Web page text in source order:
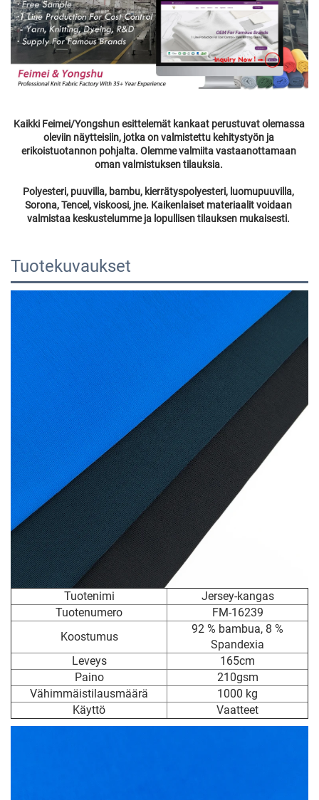
Kaikki Feimei/Yongshun esittelemät kankaat perustuvat olemassa
oleviin näytteisiin, jotka on valmistettu kehitystyön ja
erikoistuotannon pohjalta. Olemme valmiita vastaanottamaan
oman valmistuksen tilauksia.
Polyesteri, puuvilla, bambu, kierrätyspolyesteri, luomupuuvilla,
Sorona, Tencel, viskoosi, jne. Kaikenlaiset materiaalit voidaan
valmistaa keskustelumme ja lopullisen tilauksen mukaisesti.
Tuotekuvaukset
Tuotenimi
Jersey-kangas
Tuotenumero
FM-16239
Koostumus
92 % bambua, 8 %
Spandexia
Leveys
165cm
Paino
210gsm
Vähimmäistilausmäärä
1000 kg
Käyttö
Vaatteet